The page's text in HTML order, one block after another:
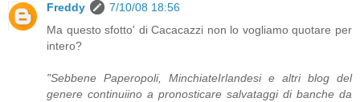
Freddy
7/10/08 18:56
Ma questo sfotto' di Cacacazzi non lo vogliamo quotare per
intero?
"Sebbene Paperopoli, MinchiateIrlandesi e altri blog del
genere continuiino a pronosticare salvataggi di banche da